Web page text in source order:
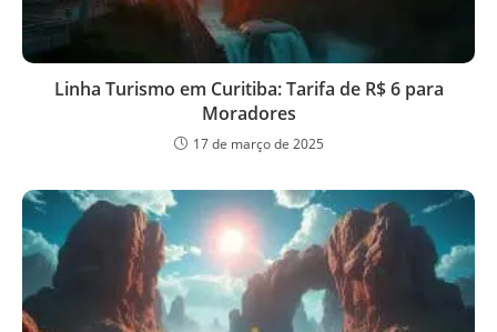
Linha Turismo em Curitiba: Tarifa de R$ 6 para
Moradores
17 de março de 2025